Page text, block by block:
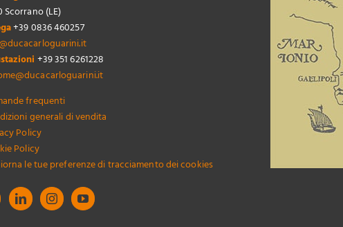
Scorrano (LE)
+39 0836 460257
+39 351 6261228
frequenti
generali di vendita
Policy
Policy
le tue preferenze di tracciamento dei cookies